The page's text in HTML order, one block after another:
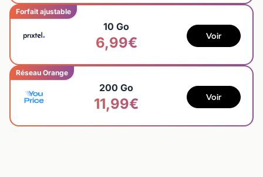
Forfait ajustable
10 Go
6,99€ Voir
Réseau Orange
200 Go
11,99€ Voir